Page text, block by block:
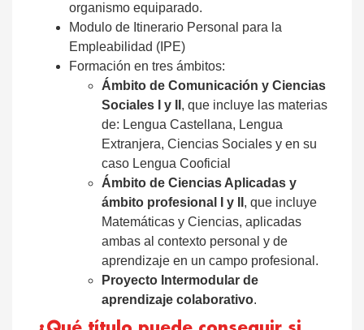
organismo equiparado.
Modulo de Itinerario Personal para la
Empleabilidad (IPE)
Formación en tres ámbitos:
Ámbito de Comunicación y Ciencias
Sociales I y II , que incluye las materias
de: Lengua Castellana, Lengua
Extranjera, Ciencias Sociales y en su
caso Lengua Cooficial
Ámbito de Ciencias Aplicadas y
ámbito profesional I y II , que incluye
Matemáticas y Ciencias, aplicadas
ambas al contexto personal y de
aprendizaje en un campo profesional.
Proyecto Intermodular de
aprendizaje colaborativo.